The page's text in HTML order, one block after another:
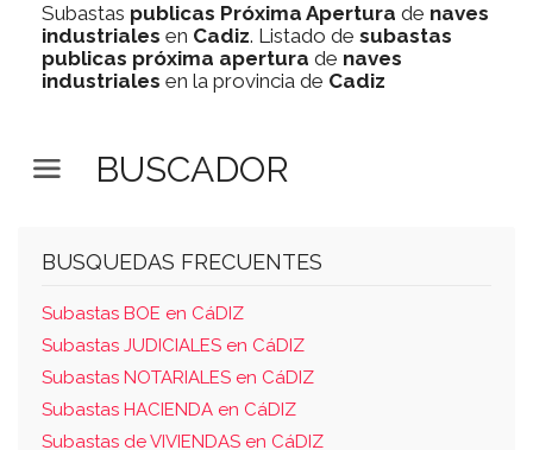
Subastas publicas Próxima Apertura de naves
industriales en Cadiz. Listado de subastas
publicas próxima apertura de naves
industriales en la provincia de Cadiz
BUSCADOR
BUSQUEDAS FRECUENTES
Subastas BOE en CáDIZ
Subastas JUDICIALES en CáDIZ
Subastas NOTARIALES en CáDIZ
Subastas HACIENDA en CáDIZ
Subastas de VIVIENDAS en CáDIZ